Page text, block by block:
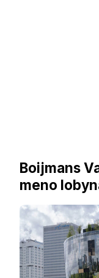
Boijmans
meno